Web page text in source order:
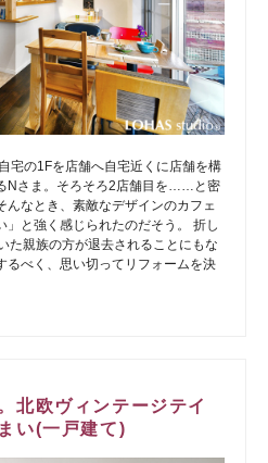
宅の1Fを店舗へ自宅近くに店舗を構
Nさま。そろそろ2店舗目を……と密
んなとき、素敵なデザインのカフェ
」と強く感じられたのだそう。 折し
た親族の方が退去されることにもな
るべく、思い切ってリフォームを決
北欧ヴィンテージテイ
い(一戸建て)